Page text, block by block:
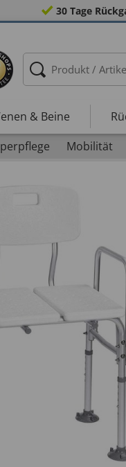
30 Tage
& Beine
Mobilität